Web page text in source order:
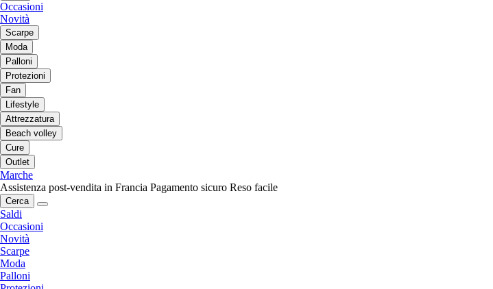
Occasioni
Novità
Scarpe
Moda
Palloni
Protezioni
Fan
Lifestyle
Attrezzatura
Beach volley
Cure
Outlet
Marche
Assistenza post-vendita in Francia Pagamento sicuro Reso facile
Cerca
Saldi
Occasioni
Novità
Scarpe
Moda
Palloni